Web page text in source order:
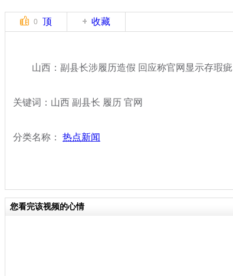
0 顶 收藏
山西：副县长涉履历造假 回应称官网显示存瑕疵
关键词：山西 副县长 履历 官网
分类名称： 热点新闻
您看完该视频的心情